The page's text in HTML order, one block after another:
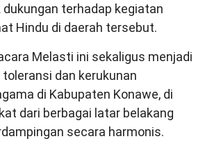
terhadap kegiatan
Hindu di daerah tersebut.
Melasti ini sekaligus menjadi
dan kerukunan
di Kabupaten Konawe, di
dari berbagai latar belakang
secara harmonis.